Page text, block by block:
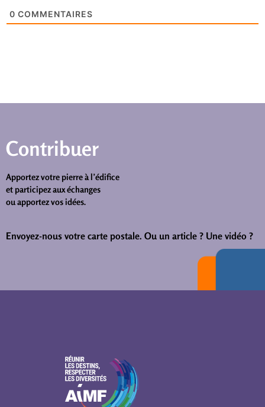
0 COMMENTAIRES
Contribuer
Apportez votre pierre à l’édifice
et participez aux échanges
ou apportez vos idées.
Envoyez-nous votre carte postale. Ou un article ? Une vidéo ?